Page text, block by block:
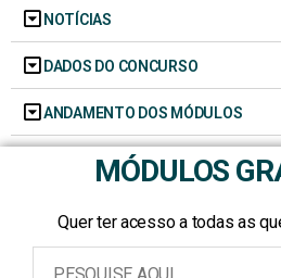
NOTÍCIAS
DADOS DO CONCURSO
ANDAMENTO DOS MÓDULOS
MÓDULOS
Quer ter acesso a todas as